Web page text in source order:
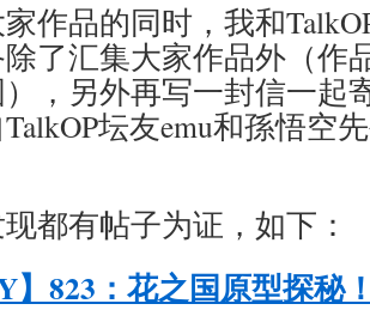
作品的同时，我和
了汇集大家作品外（作
，另外再写一封信一起
坛友emu和孫悟空
都有帖子为证，如下：
】823：花之国原型探秘